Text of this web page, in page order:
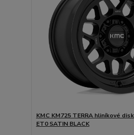
KMC KM725 TERRA hliníkové
ET0 SATIN BLACK